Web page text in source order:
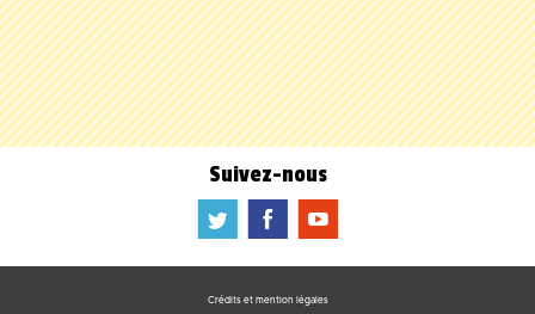
Suivez-nous
a b f
Crédits et mention légales